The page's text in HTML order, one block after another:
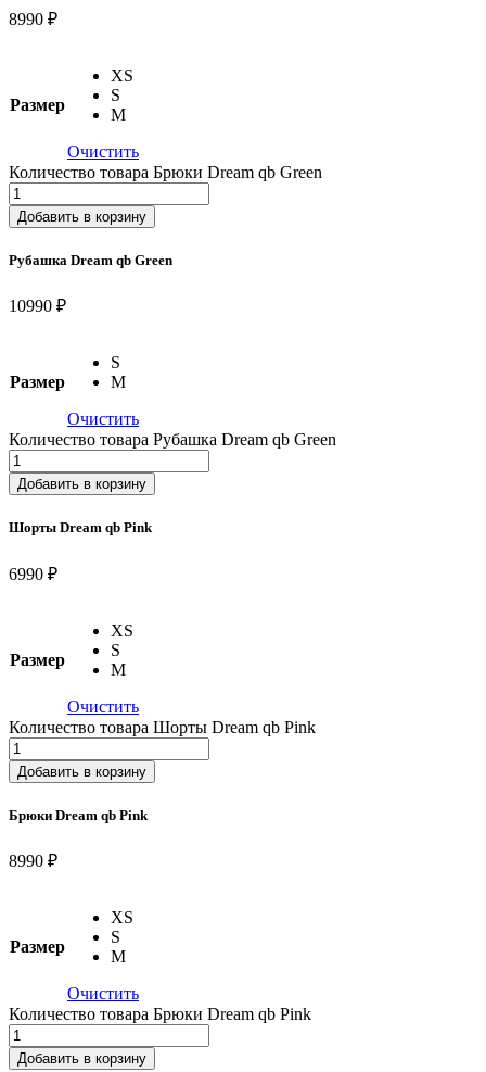
8990 ₽
Размер
XS
S
M
Очистить
Количество товара Брюки Dream qb Green
Добавить в корзину
Рубашка Dream qb Green
10990 ₽
Размер
S
M
Очистить
Количество товара Рубашка Dream qb Green
Добавить в корзину
Шорты Dream qb Pink
6990 ₽
Размер
XS
S
M
Очистить
Количество товара Шорты Dream qb Pink
Добавить в корзину
Брюки Dream qb Pink
8990 ₽
Размер
XS
S
M
Очистить
Количество товара Брюки Dream qb Pink
Добавить в корзину